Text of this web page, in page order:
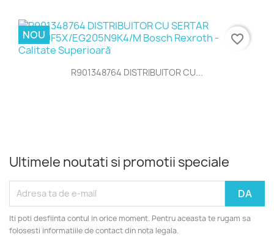
R901348764 DISTRIBUITOR CU...
NOU favorite_border
Ultimele noutati si promotii speciale
Iti poti desfiinta contul in orice moment. Pentru aceasta te rugam sa
folosesti informatiile de contact din nota legala.